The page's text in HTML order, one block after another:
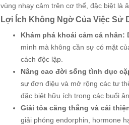
vùng nhạy cảm trên cơ thể, đặc biệt là
Lợi Ích Không Ngờ Của Việc Sử
Khám phá khoái cảm cá nhân:
mình mà không cần sự có mặt
cách độc lập.
Nâng cao đời sống tình dục
sự đơn điệu và mở rộng các tư
đặc biệt hữu ích trong các buổi
Giải tỏa căng thẳng và cải
giải phóng endorphin, hormone